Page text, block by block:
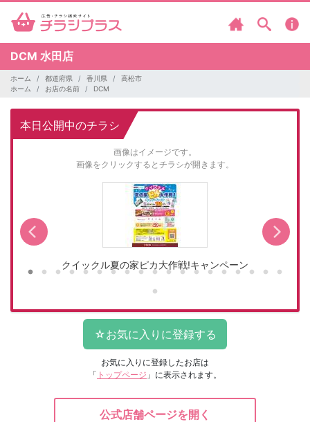
DCM 水田店
ホーム 都道府県 香川県
高松市
ホーム
お店の名前 DCM
本日公開中のチラシ
画像はイメージです。
画像をクリックするとチラシが開きます。
クイックル夏の家ピカ大作戦!キャンペーン
お気に入りに登録したお店は
「 トップページ 」に表示されます。
公式店舗ページを開く